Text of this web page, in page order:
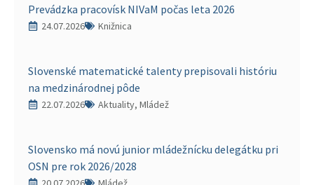
Prevádzka pracovísk NIVaM počas leta 2026
24.07.2026 Knižnica
Slovenské matematické talenty prepisovali históriu
na medzinárodnej pôde
22.07.2026 Aktuality, Mládež
Slovensko má novú junior mládežnícku delegátku pri
OSN pre rok 2026/2028